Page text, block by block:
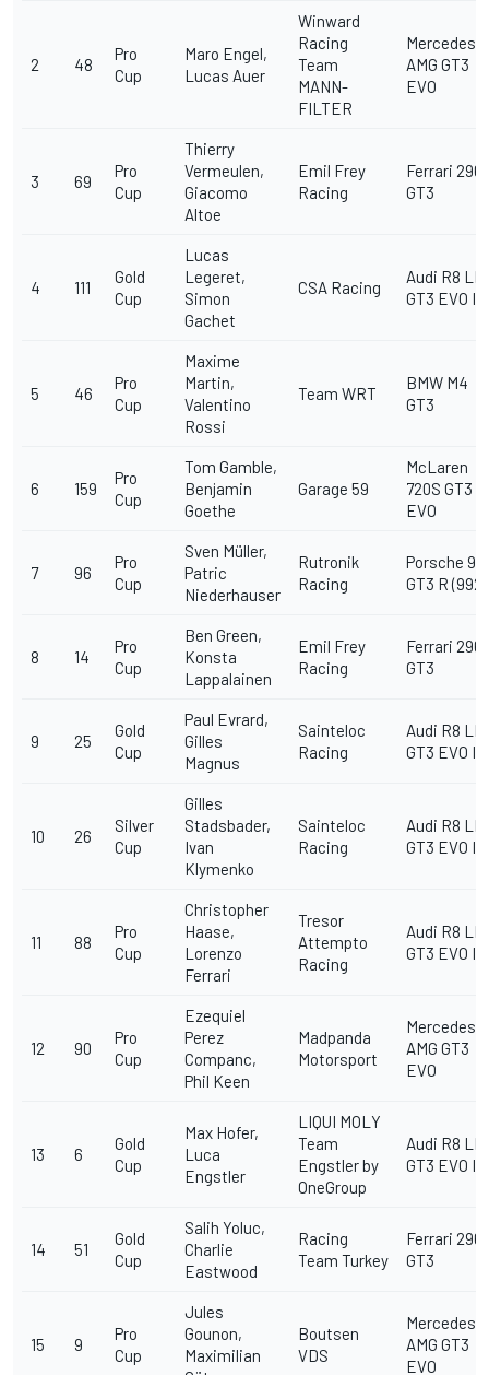
2 48
Pro
Cup
Maro Engel,
Lucas Auer
Winward
Racing
Team
MANN-
FILTER
Mercedes-
AMG GT3
EVO
3 69
Pro
Cup
Thierry
Vermeulen,
Giacomo
Altoe
Emil Frey
Racing
Ferrari 296
GT3
4 111
Gold
Cup
Lucas
Legeret,
Simon
Gachet
CSA Racing
Audi R8
GT3 EVO II
5 46
Pro
Cup
Maxime
Martin,
Valentino
Rossi
Team WRT
BMW M4
GT3
6 159
Pro
Cup
Tom Gamble,
Benjamin
Goethe
Garage 59
McLaren
720S GT3
EVO
7 96
Pro
Cup
Sven Müller,
Patric
Niederhauser
Rutronik
Racing
Porsche 911
GT3 R (992)
8 14
Pro
Cup
Ben Green,
Konsta
Lappalainen
Emil Frey
Racing
Ferrari 296
GT3
9 25
Gold
Cup
Paul Evrard,
Gilles
Magnus
Sainteloc
Racing
Audi R8
GT3 EVO II
10 26
Silver
Cup
Gilles
Stadsbader,
Ivan
Klymenko
Sainteloc
Racing
Audi R8
GT3 EVO II
11 88
Pro
Cup
Christopher
Haase,
Lorenzo
Ferrari
Tresor
Attempto
Racing
Audi R8
GT3 EVO II
12 90
Pro
Cup
Ezequiel
Perez
Companc,
Phil Keen
Madpanda
Motorsport
Mercedes-
AMG GT3
EVO
13 6
Gold
Cup
Max Hofer,
Luca
Engstler
LIQUI MOLY
Team
Engstler by
OneGroup
Audi R8
GT3 EVO II
14 51
Gold
Cup
Salih Yoluc,
Charlie
Eastwood
Racing
Team Turkey
Ferrari 296
GT3
15 9
Pro
Cup
Jules
Gounon,
Maximilian
Boutsen
VDS
Mercedes-
AMG GT3
EVO